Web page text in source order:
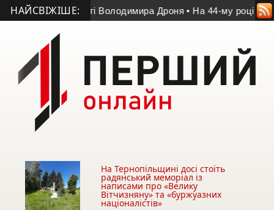
НАЙСВІЖІШЕ:
матчі пам’яті Володимира Дроня • На 44-му році життя
На Тернопільщині досі стоїть
радянський меморіал із
написами про «Велику
Вітчизняну» та «буржуазних
націоналістів»